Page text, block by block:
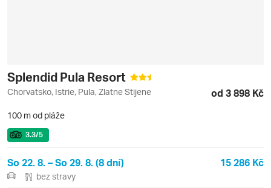
Splendid Pula Resort
Chorvatsko, Istrie, Pula, Zlatne Stijene od 3 898 Kč
100 m od pláže
3.3/5
So 22. 8. – So 29. 8. (8 dní) 15 286 Kč
bez stravy